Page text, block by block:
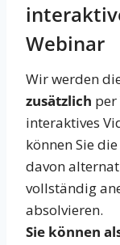
Webinar
Wir werden
zusätzlich per
interaktives
können Sie
davon
vollständig
absolvieren.
Sie können